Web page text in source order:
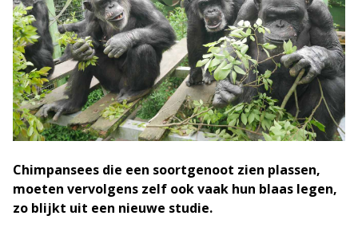
Chimpansees die een soortgenoot zien plassen,
moeten vervolgens zelf ook vaak hun blaas legen,
zo blijkt uit een nieuwe studie.